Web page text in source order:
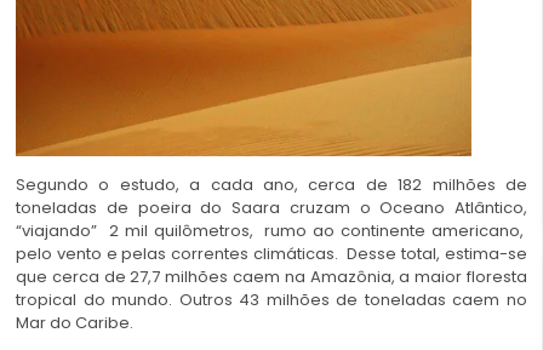
Segundo o estudo, a cada ano, cerca de 182 milhões de
toneladas de poeira do Saara cruzam o Oceano Atlântico,
“viajando” 2 mil quilômetros, rumo ao continente americano,
pelo vento e pelas correntes climáticas. Desse total, estima-se
que cerca de 27,7 milhões caem na Amazônia, a maior floresta
tropical do mundo. Outros 43 milhões de toneladas caem no
Mar do Caribe.